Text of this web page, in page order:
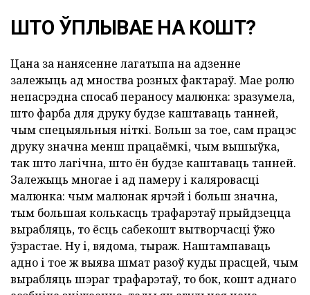
ШТО ЎПЛЫВАЕ НА КОШТ?
Цана за нанясенне лагатыпа на адзенне
залежыць ад мноства розных фактараў. Мае ролю
непасрэдна спосаб пераносу малюнка: зразумела,
што фарба для друку будзе каштаваць танней,
чым спецыяльныя ніткі. Больш за тое, сам працэс
друку значна менш працаёмкі, чым вышыўка,
так што лагічна, што ён будзе каштаваць танней.
Залежыць многае і ад памеру і каляровасці
малюнка: чым малюнак ярчэй і больш значна,
тым большая колькасць трафарэтаў прыйдзецца
вырабляць, то ёсць сабекошт вытворчасці ўжо
ўзрастае. Ну і, вядома, тыраж. Наштампаваць
адно і тое ж выява шмат разоў куды прасцей, чым
вырабляць шэраг трафарэтаў, то бок, кошт аднаго